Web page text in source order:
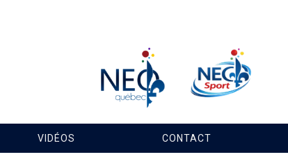
VIDÉOS CONTACT